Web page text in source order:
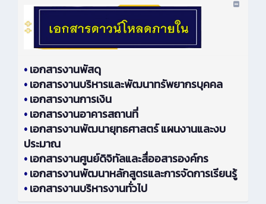
•เอกสารงานพัสดุ
•เอกสารงานบริหารและพัฒนาทรัพยากรบุคคล
•เอกสารงานการเงิน
•เอกสารงานอาคารสถานที่
•เอกสารงานพัฒนายุทธศาสตร์ แผนงานและงบ
ประมาณ
•เอกสารงานศูนย์ดิจิทัลและสื่ออสารองค์กร
•เอกสารงานพัฒนาหลักสูตรและการจัดการเรียนรู้
•เอกสารงานบริหารงานทั่วไป